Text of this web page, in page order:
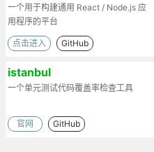
一个用于构建通用 React / Node.js 应
用程序的平台
点击进入 GitHub
istanbul
一个单元测试代码覆盖率检查工具
官网 GitHub